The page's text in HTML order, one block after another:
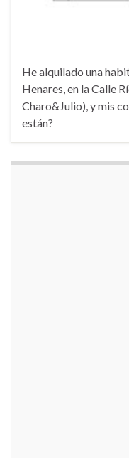
He alquilado una
Henares, en la Calle
Charo&Julio), y mis
están?